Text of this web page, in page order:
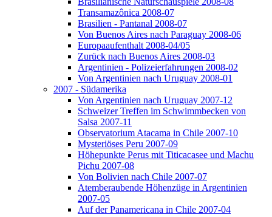
Transamazônica 2008-07
Brasilien - Pantanal 2008-07
Von Buenos Aires nach Paraguay 2008-06
Europaaufenthalt 2008-04/05
Zurück nach Buenos Aires 2008-03
Argentinien - Polizeierfahrungen 2008-02
Von Argentinien nach Uruguay 2008-01
2007 - Südamerika
Von Argentinien nach Uruguay 2007-12
Schweizer Treffen im Schwimmbecken von
Salsa 2007-11
Observatorium Atacama in Chile 2007-10
Mysteriöses Peru 2007-09
Höhepunkte Perus mit Titicacasee und Machu
Pichu 2007-08
Von Bolivien nach Chile 2007-07
Atemberaubende Höhenzüge in Argentinien
2007-05
Auf der Panamericana in Chile 2007-04